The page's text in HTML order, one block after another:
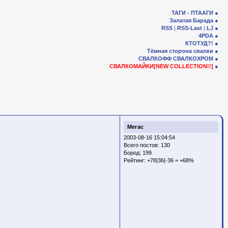
ТАГИ - ПТААГИ
Залатая Барада
RSS | RSS-Last | LJ
4PDA
КТОТУД?!
Тёмная сторона свалки
СВАЛКОФФ СВАЛКОХРОМ
СВАЛКОМАЙКИ[NEW COLLECTION!!]
Мегас
2003-08-16 15:04:54
Всего постов: 130
Бород: 199
Рейтинг: +78|36|-36 = +68%